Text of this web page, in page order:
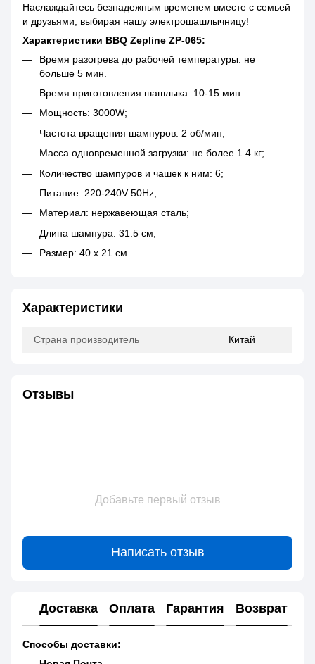
Наслаждайтесь безнадежным временем вместе с семьей
и друзьями, выбирая нашу электрошашлычницу!
Характеристики BBQ Zepline ZP-065:
Время разогрева до рабочей температуры: не
больше 5 мин.
Время приготовления шашлыка: 10-15 мин.
Мощность: 3000W;
Частота вращения шампуров: 2 об/мин;
Масса одновременной загрузки: не более 1.4 кг;
Количество шампуров и чашек к ним: 6;
Питание: 220-240V 50Hz;
Материал: нержавеющая сталь;
Длина шампура: 31.5 см;
Размер: 40 x 21 см
Характеристики
Страна производитель Китай
Отзывы
Добавьте первый отзыв
Написать отзыв
Доставка Оплата Гарантия Возврат
Способы доставки: